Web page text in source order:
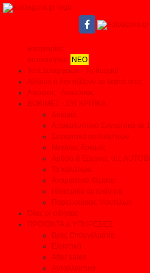
κατηγορίες
αυτοκινήτων ΝΕΟ
Test Συνεργείων - Το θαύμα!
Αξίζουν ή δεν αξίζουν τα λεφτά τους
Απόψεις - Αναλύσεις
ΔΟΚΙΜΕΣ - ΣΥΓΚΡΙΤΙΚΑ
Δοκιμές
Αποκαλυπτικά Συγκριτικά σε
Συγκριτικά αυτοκινήτων
Μεγάλες δοκιμές
Αρθρα & Ερευνες της
Τα καλύτερα
Αγοραστικά θέματα
Ηλεκτρικά αυτοκίνητα
Παρουσιάσεις Μοντέλων
Όλες οι ειδήσεις
ΠΡΟΙΟΝΤΑ & ΥΠΗΡΕΣΙΕΣ
Βρες Επαγγελματία
Ελαστικά
After sales
Ανταλλακτικά